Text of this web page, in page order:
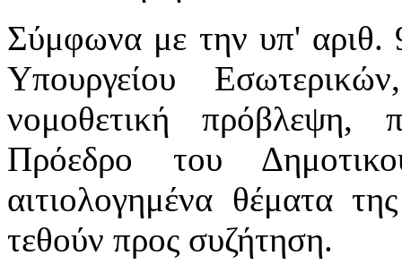
Σύμφωνα με την υπ' αριθ.
Υπουργείου
νομοθετική πρόβλεψη,
Πρόεδρο του
αιτιολογημένα θέματα
τεθούν προς συζήτηση.